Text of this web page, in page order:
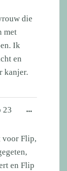
die
met
Ik
en
kanjer.
metabox.
23
voor Flip,
en Flip
...Wissel
metabox.